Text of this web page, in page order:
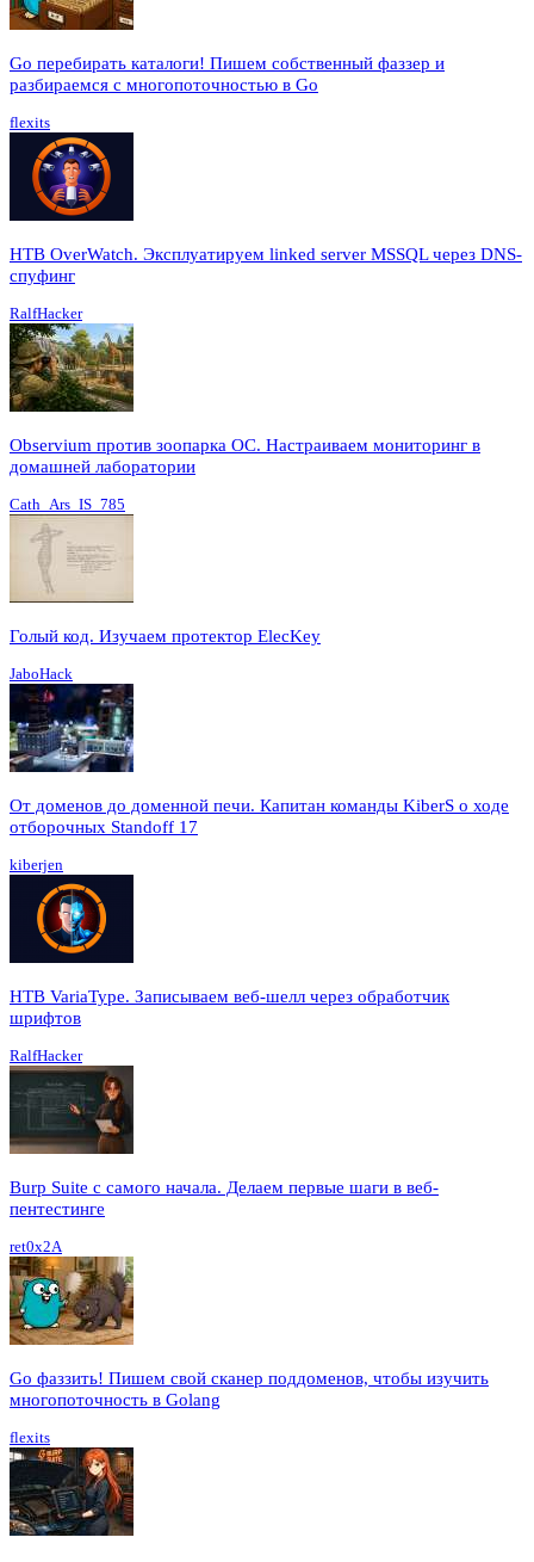
Go перебирать каталоги! Пишем собственный фаззер и
разбираемся с многопоточностью в Go
flexits
HTB OverWatch. Эксплуатируем linked server MSSQL через DNS-
спуфинг
RalfHacker
Observium против зоопарка ОС. Настраиваем мониторинг в
домашней лаборатории
Cath_Ars_IS_785
Голый код. Изучаем протектор ElecKey
JaboHack
От доменов до доменной печи. Капитан команды KiberS о ходе
отборочных Standoff 17
kiberjen
HTB VariaType. Записываем веб-шелл через обработчик
шрифтов
RalfHacker
Burp Suite с самого начала. Делаем первые шаги в веб-
пентестинге
ret0x2A
Go фаззить! Пишем свой сканер поддоменов, чтобы изучить
многопоточность в Golang
flexits